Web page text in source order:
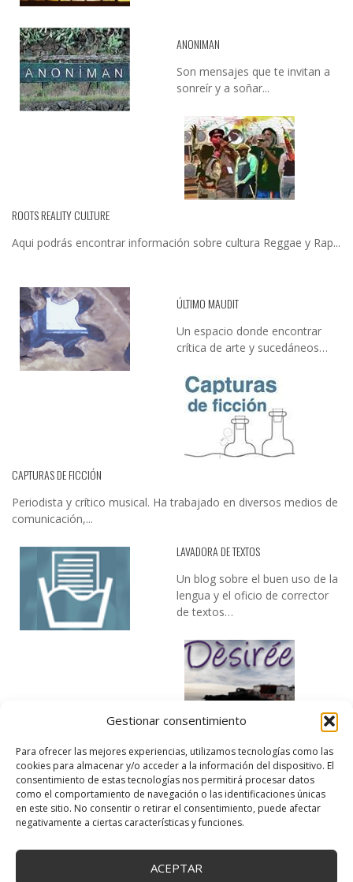
Gestionar consentimiento
Para ofrecer las mejores experiencias, utilizamos tecnologías como las
cookies para almacenar y/o acceder a la información del dispositivo. El
consentimiento de estas tecnologías nos permitirá procesar datos
como el comportamiento de navegación o las identificaciones únicas
en este sitio. No consentir o retirar el consentimiento, puede afectar
negativamente a ciertas características y funciones.
ACEPTAR
ANONIMAN
Son mensajes que te invitan a
sonreír y a soñar...
ROOTS REALITY CULTURE
Aqui podrás encontrar información sobre cultura Reggae y Rap...
ÚLTIMO MAUDIT
Un espacio donde encontrar
crítica de arte y sucedáneos…
CAPTURAS DE FICCIÓN
Periodista y crítico musical. Ha trabajado en diversos medios de
comunicación,...
LAVADORA DE TEXTOS
Un blog sobre el buen uso de la
lengua y el oficio de corrector
de textos…
…la realidad, es que cada día es más complicado realizar esos
temas…
Copyright © 2025 Creativa Canaria. Todos los derechos reservados.